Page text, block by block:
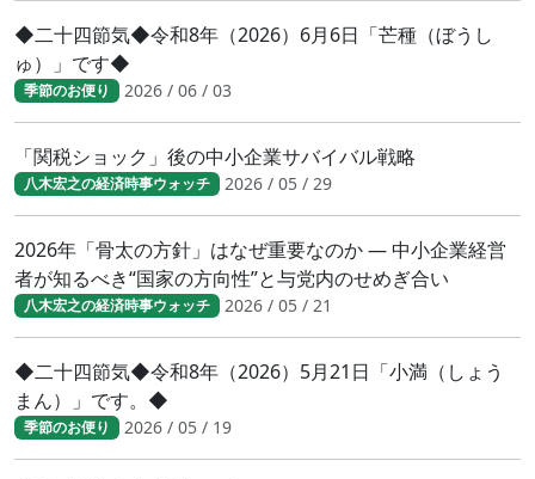
◆二十四節気◆令和8年（2026）6月6日「芒種（ぼうし
ゅ）」です◆
季節のお便り 2026 / 06 / 03
「関税ショック」後の中小企業サバイバル戦略
八木宏之の経済時事ウォッチ 2026 / 05 / 29
2026年「骨太の方針」はなぜ重要なのか ― 中小企業経営
者が知るべき“国家の方向性”と与党内のせめぎ合い
八木宏之の経済時事ウォッチ 2026 / 05 / 21
◆二十四節気◆令和8年（2026）5月21日「小満（しょう
まん）」です。◆
季節のお便り 2026 / 05 / 19